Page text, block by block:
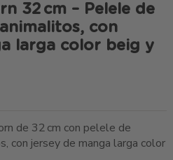
32 cm – Pelele de
con
larga color beig y
de 32 cm con pelele de
con jersey de manga larga color